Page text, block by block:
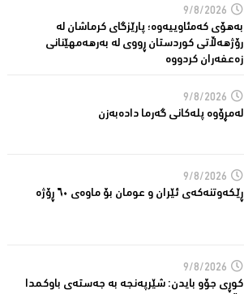
9/8/2026
بەهۆی کەمئاوییەوە؛ پارێزگاى کرماشان لە
رۆژهەڵاتى کوردستان ڕووى لە بەرهەمهێنانى
زەعفەران کردووە
9/8/2026
له‌مڕۆوه‌ پله‌كانی گه‌رما داده‌به‌زن
9/8/2026
ڕێكه‌وتنه‌كه‌ی ئێران و عومان بۆ ماوه‌ی ٦٠ ڕۆژه‌
9/8/2026
کوڕی جۆو بایدن: شێرپەنجە بە جەستەی باوکمدا